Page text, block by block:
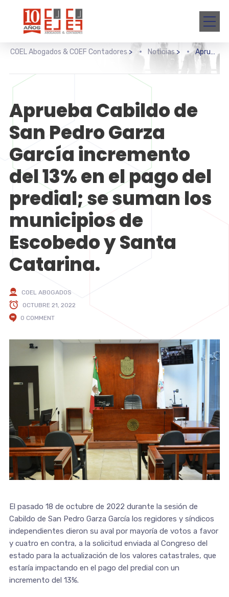
COEL Abogados & COEF Contadores > Noticias> Aprueba Cabildo de San Pedro Garza García incremento del 13% en el pago del predial; se suman los municipios de Escobedo y Santa Catarina.
Aprueba Cabildo de
San Pedro Garza
García incremento
del 13% en el pago del
predial; se suman los
municipios de
Escobedo y Santa
Catarina.
COEL ABOGADOS
OCTUBRE 21, 2022
0 COMMENT
El pasado 18 de octubre de 2022 durante la sesión de
Cabildo de San Pedro Garza García los regidores y síndicos
independientes dieron su aval por mayoría de votos a favor
y cuatro en contra, a la solicitud enviada al Congreso del
estado para la actualización de los valores catastrales, que
estaría impactando en el pago del predial con un
incremento del 13%.